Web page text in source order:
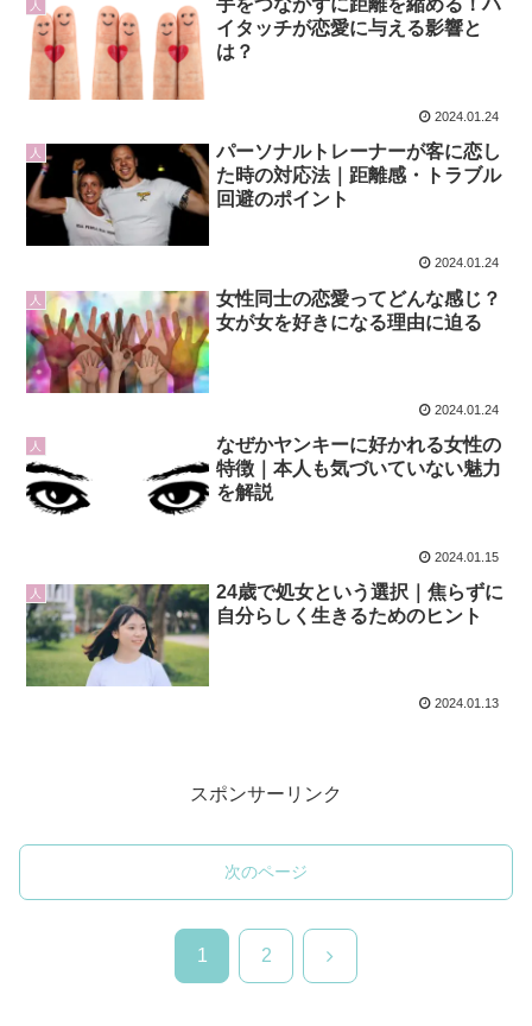
人
手をつながずに距離を縮める！ハ
イタッチが恋愛に与える影響と
は？
2024.01.24
人
パーソナルトレーナーが客に恋し
た時の対応法｜距離感・トラブル
回避のポイント
2024.01.24
人
女性同士の恋愛ってどんな感じ？
女が女を好きになる理由に迫る
2024.01.24
人
なぜかヤンキーに好かれる女性の
特徴｜本人も気づいていない魅力
を解説
2024.01.15
人
24歳で処女という選択｜焦らずに
自分らしく生きるためのヒント
2024.01.13
スポンサーリンク
次のページ
1 2 次